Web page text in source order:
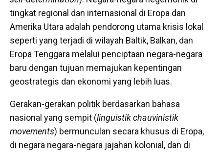
tingkat regional dan internasional di Eropa dan
Amerika Utara adalah pendorong utama krisis lokal
seperti yang terjadi di wilayah Baltik, Balkan, dan
Eropa Tenggara melalui penciptaan negara-negara
baru dengan tujuan memajukan kepentingan
geostrategis dan ekonomi yang lebih luas.
Gerakan-gerakan politik berdasarkan bahasa
nasional yang sempit (linguistik chauvinistik
movements) bermunculan secara khusus di Eropa,
di negara negara-negara jajahan kolonial, dan di